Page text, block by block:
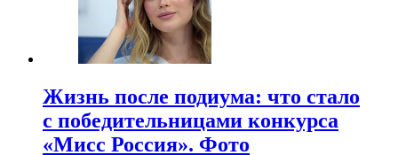
Жизнь после подиума: что стало
с победительницами конкурса
«Мисс Россия». Фото